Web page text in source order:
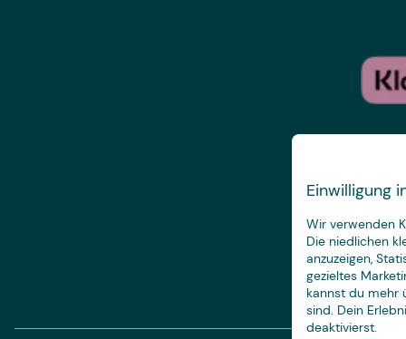
Einwilligung
Wir verwenden
Die niedlichen
anzuzeigen,
gezieltes
kannst du mehr
sind. Dein
deaktivierst.